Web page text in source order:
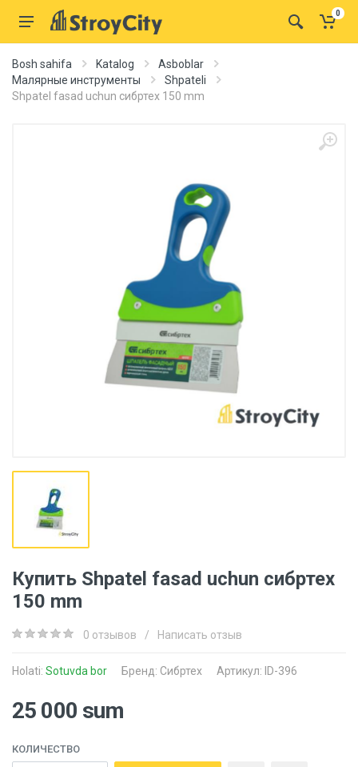
0
Bosh sahifa Katalog
Asboblar
Малярные инструменты
Shpateli
Shpatel fasad uchun сибртех 150 mm
Купить Shpatel fasad uchun сибртех
150 mm
0 отзывов / Написать отзыв
Holati: Sotuvda bor Бренд: Сибртех Артикул: ID-396
25 000 sum
КОЛИЧЕСТВО